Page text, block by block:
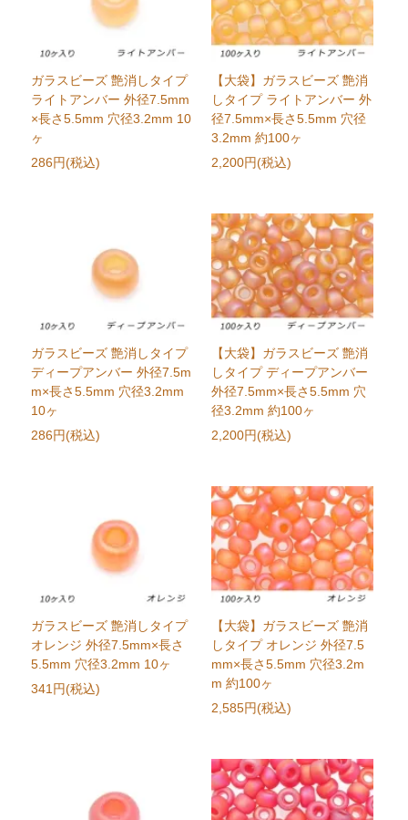
ガラスビーズ 艶消しタイプ
ライトアンバー 外径7.5mm
×長さ5.5mm 穴径3.2mm 10
ヶ
286円(税込)
【大袋】ガラスビーズ 艶消
しタイプ ライトアンバー 外
径7.5mm×長さ5.5mm 穴径
3.2mm 約100ヶ
2,200円(税込)
ガラスビーズ 艶消しタイプ
ディープアンバー 外径7.5m
m×長さ5.5mm 穴径3.2mm
10ヶ
286円(税込)
【大袋】ガラスビーズ 艶消
しタイプ ディープアンバー
外径7.5mm×長さ5.5mm 穴
径3.2mm 約100ヶ
2,200円(税込)
ガラスビーズ 艶消しタイプ
オレンジ 外径7.5mm×長さ
5.5mm 穴径3.2mm 10ヶ
341円(税込)
【大袋】ガラスビーズ 艶消
しタイプ オレンジ 外径7.5
mm×長さ5.5mm 穴径3.2m
m 約100ヶ
2,585円(税込)